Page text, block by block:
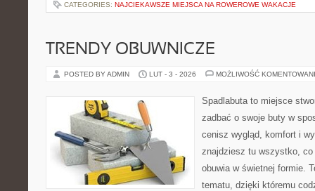
CATEGORIES: NAJCIEKAWSZE MIEJSCA NA ROWEROWE WAKACJE
TRENDY OBUWNICZE
POSTED BY ADMIN LUT - 3 - 2026 MOŻLIWOŚĆ
Spadlabuta to miejsce
zadbać o swoje buty w
cenisz wygląd, komfort i
znajdziesz tu wszystko, co
obuwia w świetnej formie.
tematu, dzięki któremu